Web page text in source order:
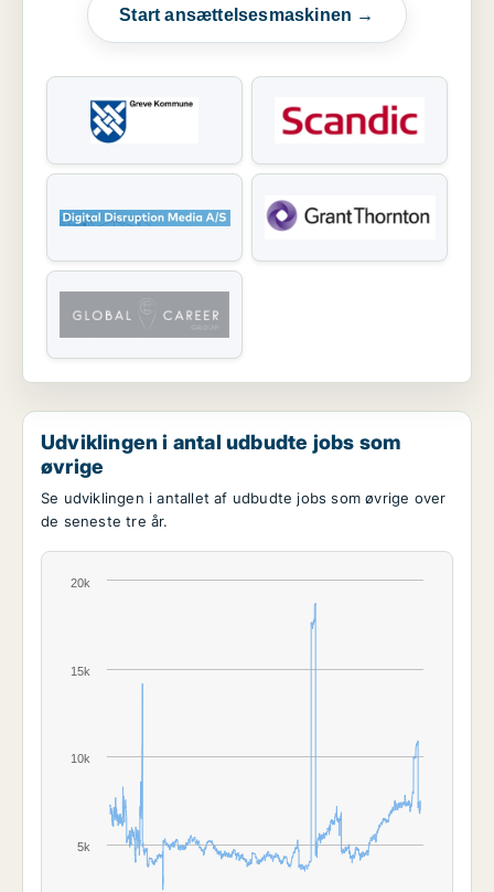
Start ansættelsesmaskinen →
Udviklingen i antal udbudte jobs som
øvrige
Se udviklingen i antallet af udbudte jobs som øvrige over
de seneste tre år.
5k
10k
15k
20k